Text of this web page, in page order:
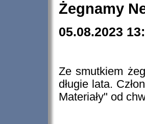
Żegnamy
05.08.2023
Ze smutkiem
długie lata.
Materiały" od